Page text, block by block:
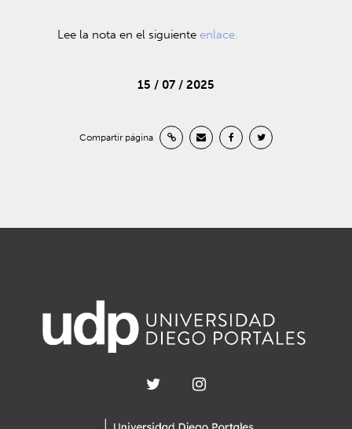
Lee la nota en el siguienteenlace.
15 / 07 / 2025
Compartir página